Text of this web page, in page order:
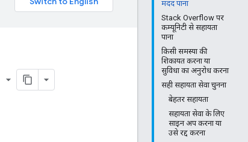
मदद पाना
Stack Overflow पर
कम्यूनिटी से सहायता
पाना
किसी समस्या की
शिकायत करना या
सुविधा का अनुरोध करना
सही सहायता सेवा चुनना
बेहतर सहायता
सहायता सेवा के लिए
साइन अप करना या
उसे रद्द करना